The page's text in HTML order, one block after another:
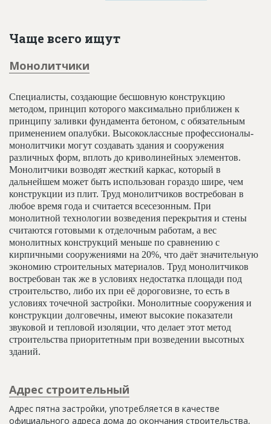
Контакты
Личный кабинет
Чаще всего ищут
Монолитчики
Специалисты, создающие бесшовную конструкцию
методом, принцип которого максимально приближен к
принципу заливки фундамента бетоном, с обязательным
применением опалубки. Высококлассные профессионалы-
монолитчики могут создавать здания и сооружения
различных форм, вплоть до криволинейных элементов.
Монолитчики возводят жесткий каркас, который в
дальнейшем может быть использован гораздо шире, чем
конструкции из плит. Труд монолитчиков востребован в
любое время года и считается всесезонным. При
монолитной технологии возведения перекрытия и стены
считаются готовыми к отделочным работам, а вес
монолитных конструкций меньше по сравнению с
кирпичными сооружениями на 20%, что даёт значительную
экономию строительных материалов. Труд монолитчиков
востребован так же в условиях недостатка площади под
строительство, либо их при её дороговизне, то есть в
условиях точечной застройки. Монолитные сооружения и
конструкции долговечны, имеют высокие показатели
звуковой и тепловой изоляции, что делает этот метод
строительства приоритетным при возведении высотных
зданий.
Адрес строительный
Адрес пятна застройки, употребляется в качестве
официального адреса дома до окончания строительства,